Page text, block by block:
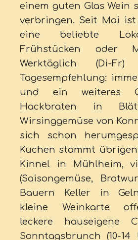
einem guten Glas Wein
verbringen. Seit Mai ist
eine beliebte
Frühstücken oder
Werktäglich (Di-
Tagesempfehlung:
und ein weiteres
Hackbraten in
Wirsinggemüse von
sich schon
Kuchen stammt
Kinnel in Mühlheim,
(Saisongemüse,
Bauern Keller in
kleine Weinkarte
leckere hauseigene
Sonntagsbrunch (10-